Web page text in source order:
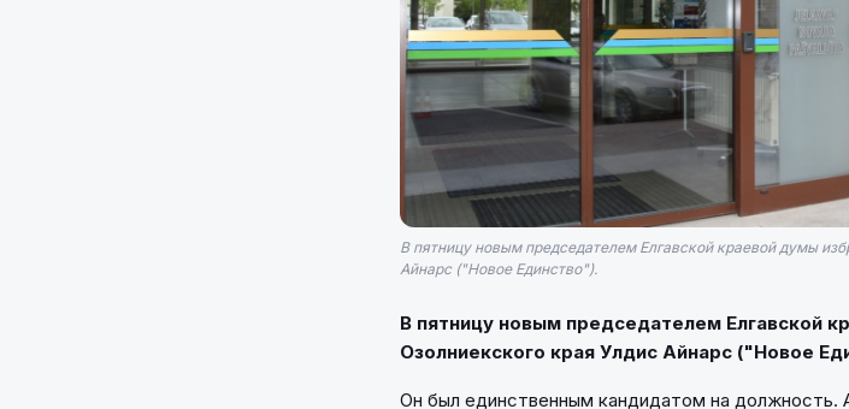
В пятницу новым председателем Елгавской краевой думы
Айнарс ("Новое Единство").
В пятницу новым председателем Елгавской
Озолниекского края Улдис Айнарс ("Новое
Он был единственным кандидатом на должность.